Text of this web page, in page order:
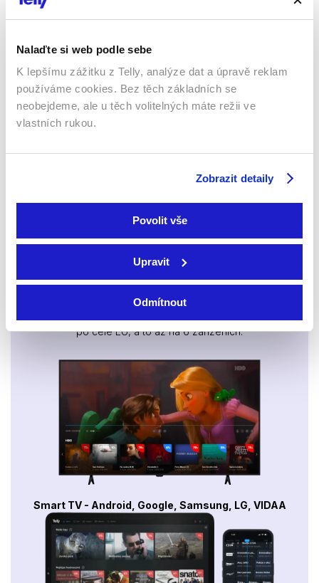
Nalaďte si web podle sebe
K lepšímu zážitku z Telly, analýze dat a úpravě reklam
používáme cookies. Bez těch základních se
neobejdeme, ale u těch volitelných máte režii ve
vlastních rukou.
Zobrazit detaily
Povolit vše
Upravit
Odmítnout
Filmy / Ostatní / Drama /
Hrana zlomu
Sledujte kdekoliv až na 6 zařízeních
Sledovat internetovou televizi jde odkudkoliv
po celé EU, a to až na 6 zařízeních.
Smart TV - Android, Google, Samsung, LG, VIDAA